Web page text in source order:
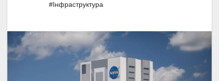
#Інфраструктура